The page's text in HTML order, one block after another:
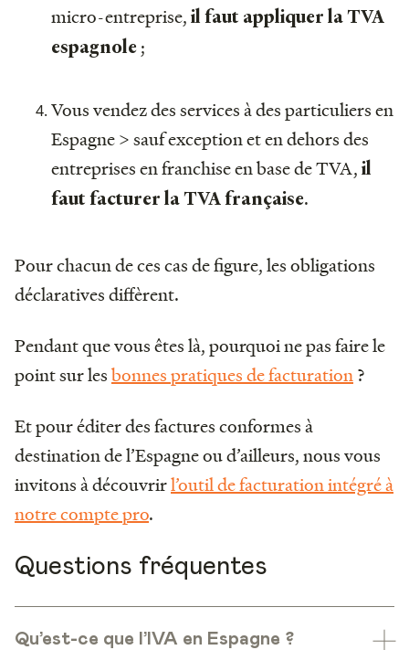
micro-entreprise, il faut appliquer la TVA
espagnole ;
Vous vendez des services à des particuliers en
Espagne > sauf exception et en dehors des
entreprises en franchise en base de TVA, il
faut facturer la TVA française.
Pour chacun de ces cas de figure, les obligations
déclaratives diffèrent.
Pendant que vous êtes là, pourquoi ne pas faire le
point sur lesbonnes pratiques de facturation?
Et pour éditer des factures conformes à
destination de l’Espagne ou d’ailleurs, nous vous
invitons à découvrirl’outil de facturation intégré à
notre compte pro.
Questions fréquentes
Qu’est-ce que l’IVA en Espagne ?